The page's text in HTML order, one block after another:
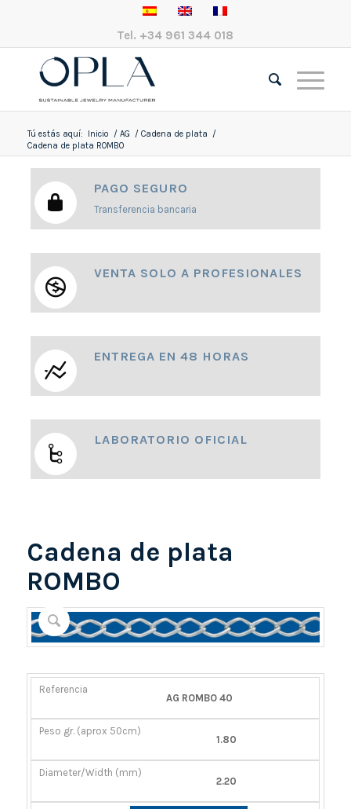
Tel. +34 961 344 018
Tú estás aquí: Inicio / AG / Cadena de plata
/
Cadena de plata ROMBO
PAGO SEGURO
Transferencia bancaria
VENTA SOLO A PROFESIONALES
ENTREGA EN 48 HORAS
LABORATORIO OFICIAL
Cadena de plata
ROMBO
REFERENCIA
(APROX
DIÁMETRO/ANCHO
AG ROMBO 40
1.80
2.20